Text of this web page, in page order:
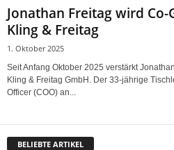
Jonathan Freitag wird
Kling & Freitag
1. Oktober 2025
Seit Anfang Oktober 2025 verstärkt
Kling & Freitag GmbH. Der 33-jährige
Officer (COO) an...
BELIEBTE ARTIKEL